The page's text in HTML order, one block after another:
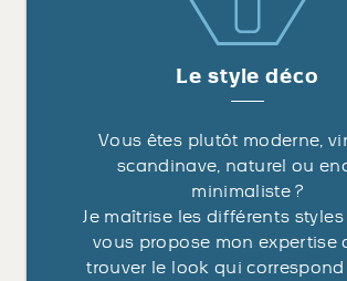
Le style déco
Vous êtes plutôt moderne,
scandinave, naturel ou
minimaliste ?
Je maîtrise les différents
vous propose mon expertise
trouver le look qui